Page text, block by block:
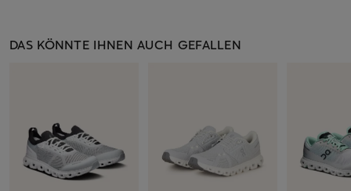
DAS KÖNNTE IHNEN AUCH GEFALLEN